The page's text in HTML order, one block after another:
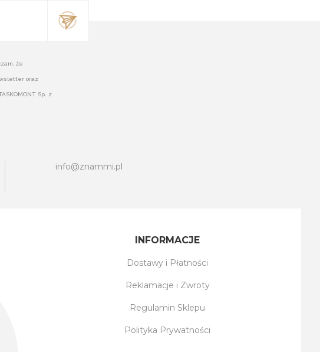
że
oraz
Sp. z
info@znammi.pl
INFORMACJE
Dostawy i Płatności
Reklamacje i Zwroty
Regulamin Sklepu
Polityka Prywatności